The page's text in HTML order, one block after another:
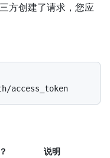
方创建了请求，您应
说明